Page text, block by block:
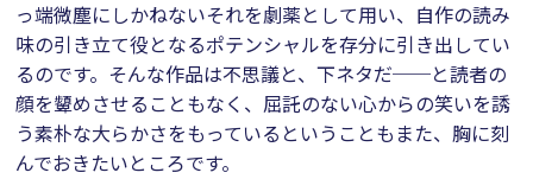
っ端微塵にしかねないそれを劇薬として用い、自作の読み
味の引き立て役となるポテンシャルを存分に引き出してい
るのです。そんな作品は不思議と、下ネタだ──と読者の
顔を顰めさせることもなく、屈託のない心からの笑いを誘
う素朴な大らかさをもっているということもまた、胸に刻
んでおきたいところです。